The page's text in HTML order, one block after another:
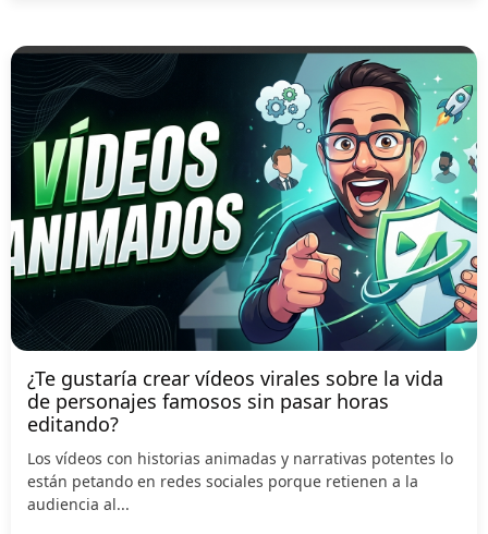
¿Te gustaría crear vídeos virales sobre la vida
de personajes famosos sin pasar horas
editando?
Los vídeos con historias animadas y narrativas potentes lo
están petando en redes sociales porque retienen a la
audiencia al...